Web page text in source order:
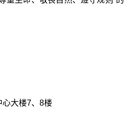
心大楼7、8楼